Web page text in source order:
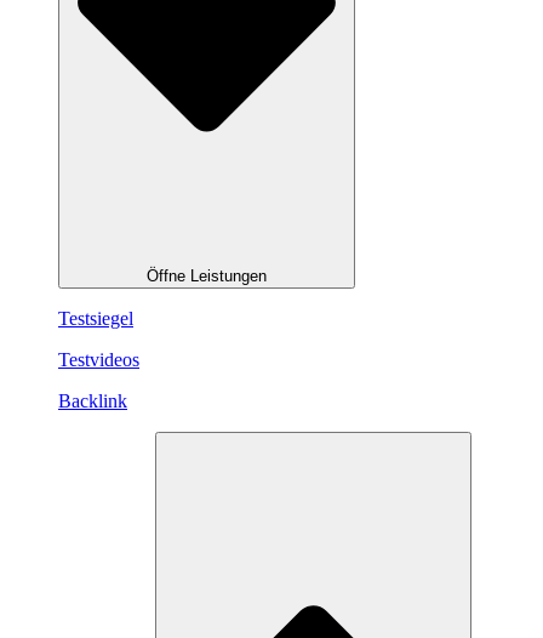
Öffne Leistungen
Testsiegel
Testvideos
Backlink